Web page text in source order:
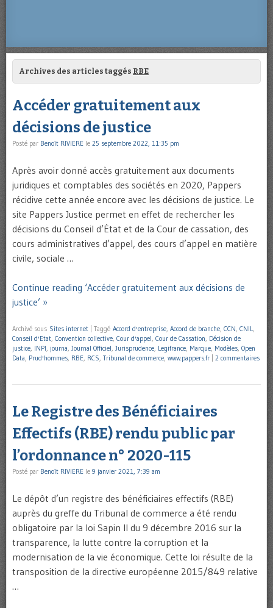
Archives des articles taggés RBE
Accéder gratuitement aux
décisions de justice
Posté par Benoît RIVIERE le 25 septembre 2022, 11:35 pm
Après avoir donné accès gratuitement aux documents
juridiques et comptables des sociétés en 2020, Pappers
récidive cette année encore avec les décisions de justice. Le
site Pappers Justice permet en effet de rechercher les
décisions du Conseil d’État et de la Cour de cassation, des
cours administratives d’appel, des cours d’appel en matière
civile, sociale …
Continue reading ‘Accéder gratuitement aux décisions de
justice’ »
Archivé sous Sites internet Taggé Accord d'entreprise, Accord de branche, CCN, CNIL,
Conseil d'Etat, Convention collective, Cour d'appel, Cour de Cassation, Décision de
justice, INPI, journa, Journal Officiel, Jurisprudence, Legifrance, Marque, Modèles, Open
Data, Prud'hommes, RBE, RCS, Tribunal de commerce, www.pappers.fr 2 commentaires
Le Registre des Bénéficiaires
Effectifs (RBE) rendu public par
l’ordonnance n° 2020-115
Posté par Benoît RIVIERE le 9 janvier 2021, 7:39 am
Le dépôt d’un registre des bénéficiaires effectifs (RBE)
auprès du greffe du Tribunal de commerce a été rendu
obligatoire par la loi Sapin II du 9 décembre 2016 sur la
transparence, la lutte contre la corruption et la
modernisation de la vie économique. Cette loi résulte de la
transposition de la directive européenne 2015/849 relative
…